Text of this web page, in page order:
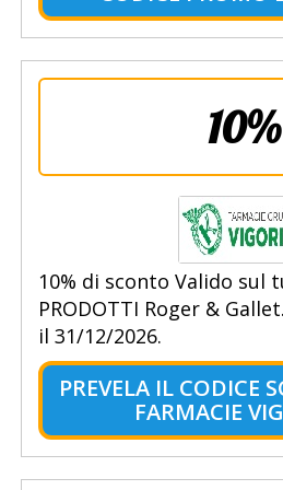
10%
10% di sconto Valido sul
PRODOTTI Roger &
il 31/12/2026.
PREVELA IL CODICE
FARMACIE